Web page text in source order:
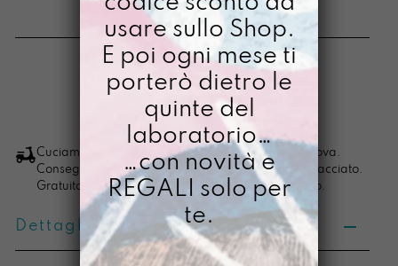
€ 38,00
[ Portafoglio: 10 x 14 x 2,5 cm ]
Soldino
Irusu
quantità
LO VOGLIO
Cuciamo ogni ordine nel nostro laboratorio di Padova.
Consegna in 4/5 giorni lavorativi, pacco sempre tracciato.
Gratuita per ordini di importo superiore ai 100 euro.
Dettagli prodotto
usare sullo Shop.
E poi ogni mese ti
porterò dietro le
quinte del
laboratorio…
…con novità e
REGALI solo per
te.